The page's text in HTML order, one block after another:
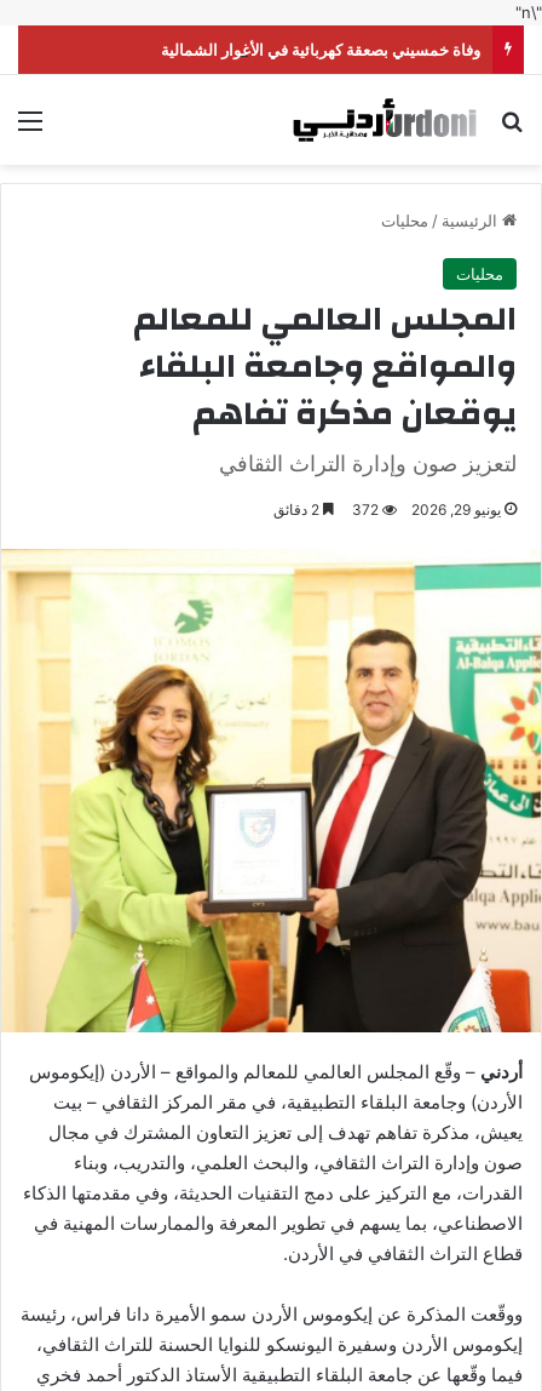
"\n"
وفاة خمسيني بصعقة كهربائية في الأغوار الشمالية
بحث عن
الرئيسية / محليات
محليات
المجلس العالمي للمعالم
والمواقع وجامعة البلقاء
يوقعان مذكرة تفاهم
لتعزيز صون وإدارة التراث الثقافي
يونيو 29, 2026 372
أردني – وقّع المجلس العالمي للمعالم والمواقع – الأردن (إيكوموس
الأردن) وجامعة البلقاء التطبيقية، في مقر المركز الثقافي – بيت
يعيش، مذكرة تفاهم تهدف إلى تعزيز التعاون المشترك في مجال
صون وإدارة التراث الثقافي، والبحث العلمي، والتدريب، وبناء
القدرات، مع التركيز على دمج التقنيات الحديثة، وفي مقدمتها الذكاء
الاصطناعي، بما يسهم في تطوير المعرفة والممارسات المهنية في
قطاع التراث الثقافي في الأردن.
ووقّعت المذكرة عن إيكوموس الأردن سمو الأميرة دانا فراس، رئيسة
إيكوموس الأردن وسفيرة اليونسكو للنوايا الحسنة للتراث الثقافي،
فيما وقّعها عن جامعة البلقاء التطبيقية الأستاذ الدكتور أحمد فخري